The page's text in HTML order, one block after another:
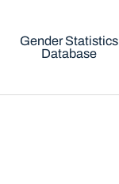
Gender Statistics
Database